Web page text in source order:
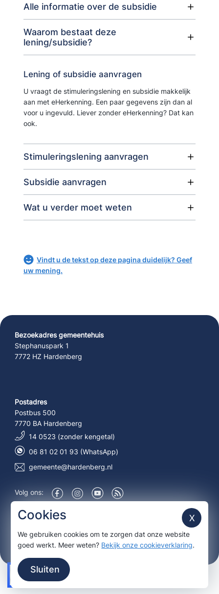
Alle informatie over de subsidie
Waarom bestaat deze
lening/subsidie?
Lening of subsidie aanvragen
U vraagt de stimuleringslening en subsidie makkelijk
aan met eHerkenning. Een paar gegevens zijn dan al
voor u ingevuld. Liever zonder eHerkenning? Dat kan
ook.
Stimuleringslening aanvragen
Subsidie aanvragen
Wat u verder moet weten
Vindt u de tekst op deze pagina duidelijk? Geef
uw mening.
Bezoekadres gemeentehuis
Stephanuspark 1
7772 HZ Hardenberg
Postadres
Postbus 500
7770 BA Hardenberg
14 0523 (zonder kengetal)
06 81 02 01 93 (WhatsApp)
gemeente@hardenberg.nl
Volg ons:
Aanmelden nieuwsbrief
© 2026 Gemeente Hardenberg
X
Cookies
We gebruiken cookies om te zorgen dat onze website
goed werkt. Meer weten? Bekijk onze cookieverklaring.
Sluiten